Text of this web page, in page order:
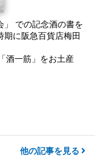
」 での記念酒の書を
期に阪急百貨店梅田
酒一筋」をお土産
他の記事を見る